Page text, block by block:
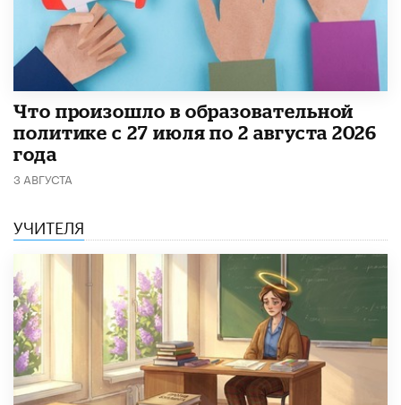
​Что произошло в образовательной
политике с 27 июля по 2 августа 2026
года
3 АВГУСТА
УЧИТЕЛЯ